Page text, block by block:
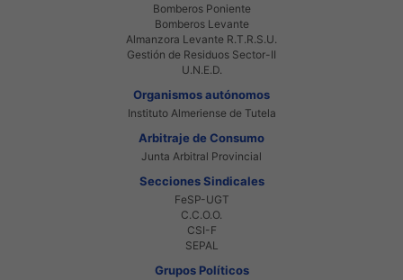
Bomberos Poniente
Bomberos Levante
Almanzora Levante R.T.R.S.U.
Gestión de Residuos Sector-II
U.N.E.D.
Organismos autónomos
Instituto Almeriense de Tutela
Arbitraje de Consumo
Junta Arbitral Provincial
Secciones Sindicales
FeSP-UGT
C.C.O.O.
CSI-F
SEPAL
Grupos Políticos